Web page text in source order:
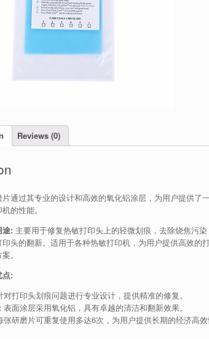
Reviews (0)
通过其专业的设计和高效的氧化铝涂层，为用户提供
的性能。
途: 主要用于修复热敏打印头上的轻微划痕，去除烧焦污染
头的翻新。适用于各种热敏打印机，为用户提供高效的
。
点:
对打印头划痕问题进行专业设计，提供精准的修复。
表面涂层采用氧化铝，具有卓越的清洁和翻新效果。
张研磨片可重复使用多达6次，为用户提供长期的经济高